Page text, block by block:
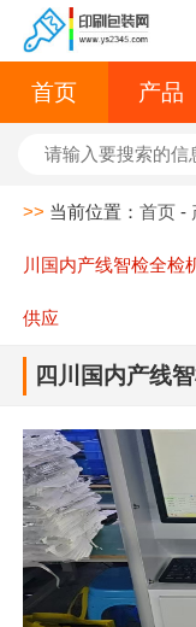
首页 产品
>> 当前位置：首页 -
川国内产线智检全检
供应
四川国内产线